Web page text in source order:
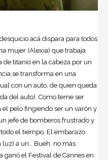
acá dispara para todos
mujer (Alexia) que trabaja
titanio en la cabeza por un
se transforma en una
con un auto, de quien queda
del auto). Como teme ser
el pelo fingiendo ser un varón y
jefe de bomberos frustrado y
el tiempo. El embarazo
luz) a un… Bueh, no más
ganó el Festival de Cannes en